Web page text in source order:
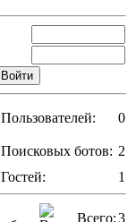
Пользователей: 0
Поисковых ботов: 2
Гостей:
1
Всего:3